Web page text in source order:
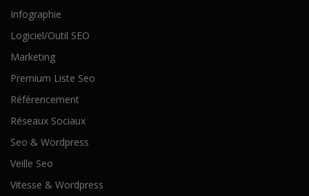
Infographie
Logiciel/Outil SEO
Marketing
Premium Liste Seo
Référencement
Réseaux Sociaux
Seo & Wordpress
Veille Seo
Vitesse & Wordpress